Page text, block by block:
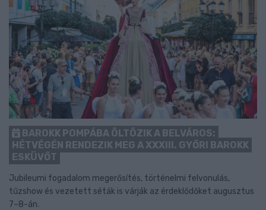
BAROKK POMPÁBA ÖLTÖZIK A BELVÁROS:
HÉTVÉGÉN RENDEZIK MEG A XXXIII. GYŐRI BAROKK
ESKÜVŐT
Jubileumi fogadalom megerősítés, történelmi felvonulás,
tűzshow és vezetett séták is várják az érdeklődőket augusztus
7–8-án.